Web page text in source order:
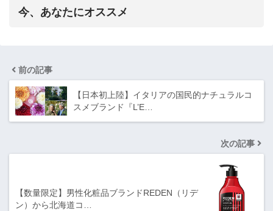
今、あなたにオススメ
前の記事
【日本初上陸】イタリアの国民的ナチュラルコ
スメブランド『L’E…
次の記事
【数量限定】男性化粧品ブランドREDEN（リデ
ン）から北海道コ…